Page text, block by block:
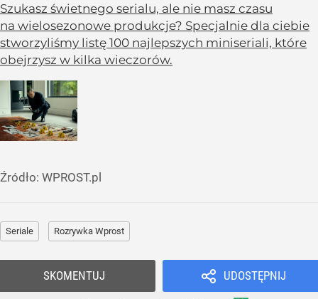
Szukasz świetnego serialu, ale nie masz czasu
na wielosezonowe produkcje? Specjalnie dla ciebie
stworzyliśmy listę 100 najlepszych miniseriali, które
obejrzysz w kilka wieczorów.
Źródło: WPROST.pl
Seriale Rozrywka Wprost
UDOSTĘPNIJ
SKOMENTUJ